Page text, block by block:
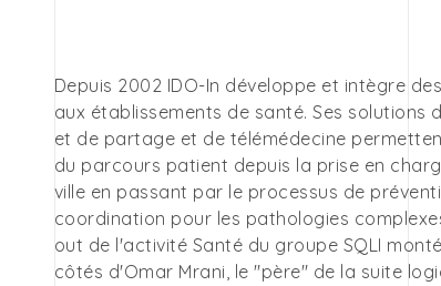
Depuis 2002 IDO-In développe et intègre
aux établissements de santé. Ses solutions
et de partage et de télémédecine
du parcours patient depuis la prise en
ville en passant par le processus de
coordination pour les pathologies
out de l'activité Santé du groupe SQLI
côtés d'Omar Mrani, le "père" de la suite